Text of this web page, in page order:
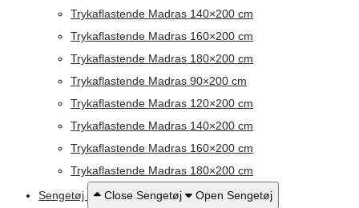
Trykaflastende Madras 140×200 cm
Trykaflastende Madras 160×200 cm
Trykaflastende Madras 180×200 cm
Trykaflastende Madras 90×200 cm
Trykaflastende Madras 120×200 cm
Trykaflastende Madras 140×200 cm
Trykaflastende Madras 160×200 cm
Trykaflastende Madras 180×200 cm
Sengetøj
Close Sengetøj Open Sengetøj